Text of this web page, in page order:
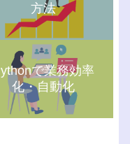
方法
で業務効率
化・自動化